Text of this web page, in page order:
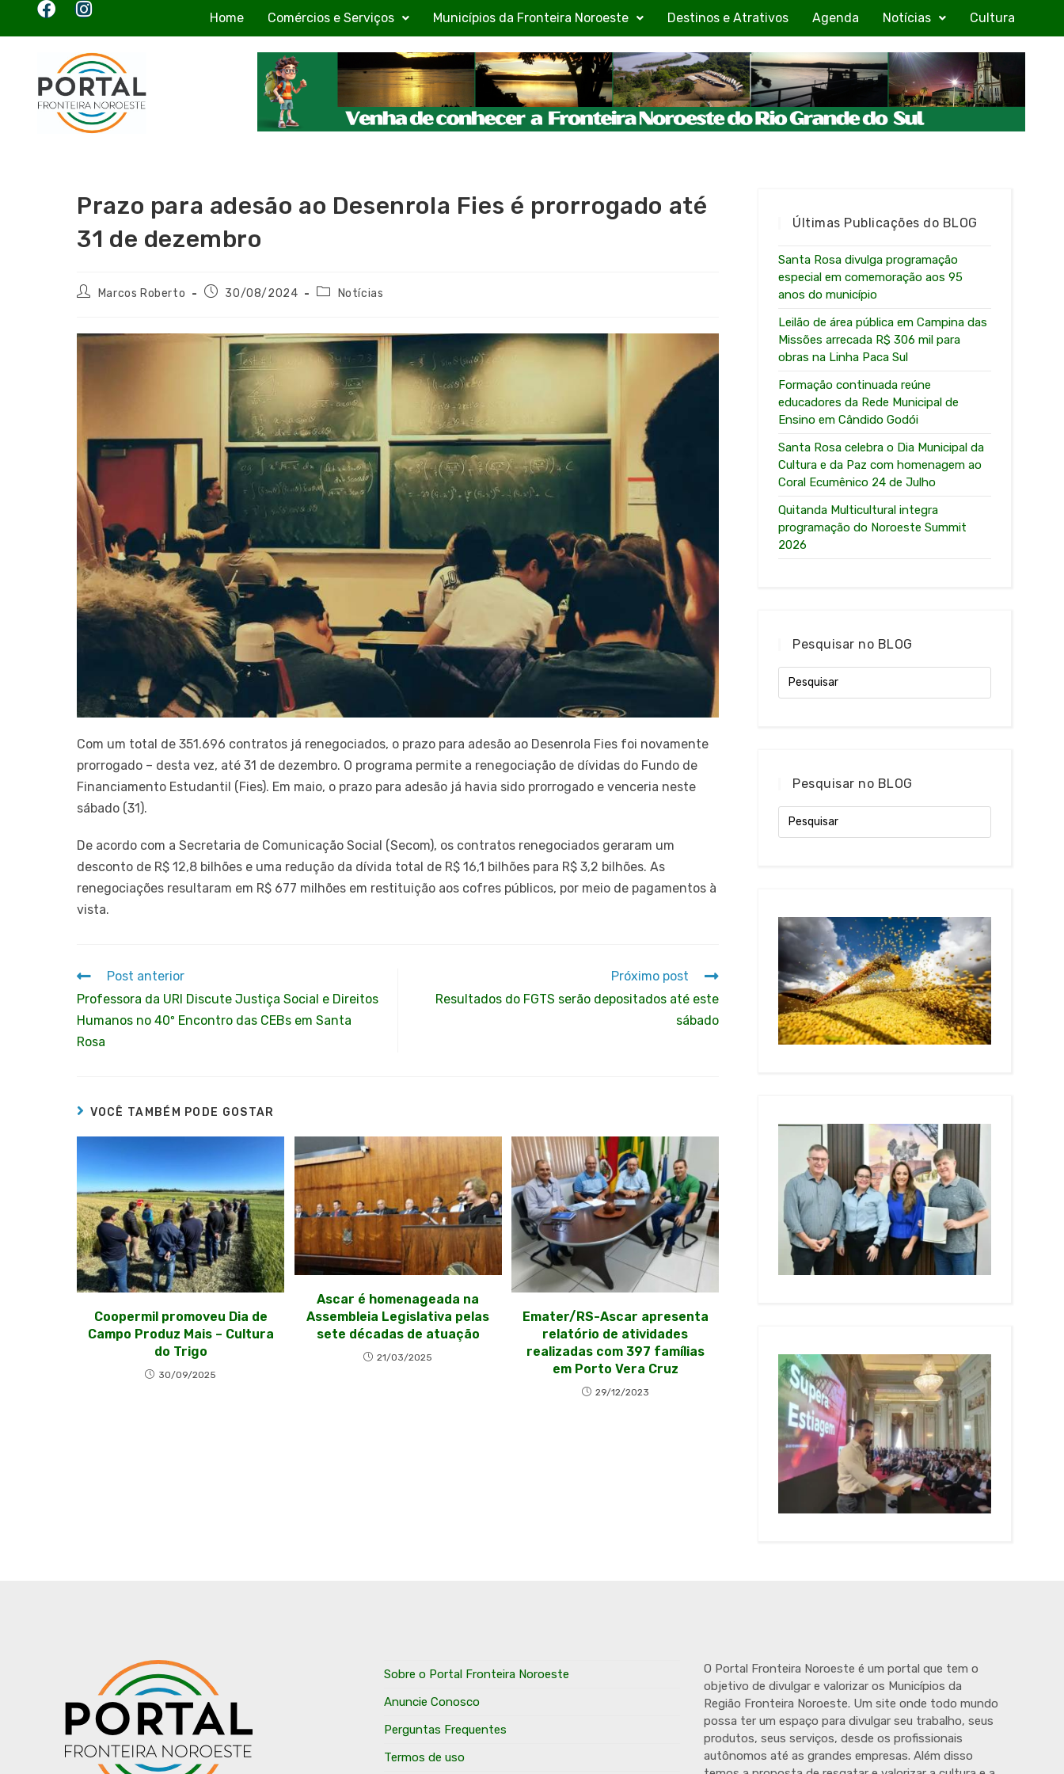
Home Comércios e Serviços Municípios da Fronteira Noroeste Destinos e Atrativos Agenda Notícias Cultura
Prazo para adesão ao Desenrola Fies é prorrogado até
31 de dezembro
Marcos Roberto 30/08/2024 Notícias
Com um total de 351.696 contratos já renegociados, o prazo para adesão ao Desenrola Fies foi novamente
prorrogado – desta vez, até 31 de dezembro. O programa permite a renegociação de dívidas do Fundo de
Financiamento Estudantil (Fies). Em maio, o prazo para adesão já havia sido prorrogado e venceria neste
sábado (31).
De acordo com a Secretaria de Comunicação Social (Secom), os contratos renegociados geraram um
desconto de R$ 12,8 bilhões e uma redução da dívida total de R$ 16,1 bilhões para R$ 3,2 bilhões. As
renegociações resultaram em R$ 677 milhões em restituição aos cofres públicos, por meio de pagamentos à
vista.
Post anterior
Professora da URI Discute Justiça Social e Direitos
Humanos no 40º Encontro das CEBs em Santa
Rosa
Próximo post
Resultados do FGTS serão depositados até este
sábado
VOCÊ TAMBÉM PODE GOSTAR
Coopermil promoveu Dia de
Campo Produz Mais – Cultura
do Trigo
30/09/2025
Ascar é homenageada na
Assembleia Legislativa pelas
sete décadas de atuação
21/03/2025
Emater/RS-Ascar apresenta
relatório de atividades
realizadas com 397 famílias
em Porto Vera Cruz
29/12/2023
Últimas Publicações do BLOG
Santa Rosa divulga programação
especial em comemoração aos 95
anos do município
Leilão de área pública em Campina das
Missões arrecada R$ 306 mil para
obras na Linha Paca Sul
Formação continuada reúne
educadores da Rede Municipal de
Ensino em Cândido Godói
Santa Rosa celebra o Dia Municipal da
Cultura e da Paz com homenagem ao
Coral Ecumênico 24 de Julho
Quitanda Multicultural integra
programação do Noroeste Summit
2026
Pesquisar no BLOG
Pesquisar no BLOG
Sobre o Portal Fronteira Noroeste
Anuncie Conosco
Perguntas Frequentes
Termos de uso
O Portal Fronteira Noroeste é um portal que tem o
objetivo de divulgar e valorizar os Municípios da
Região Fronteira Noroeste. Um site onde todo mundo
possa ter um espaço para divulgar seu trabalho, seus
produtos, seus serviços, desde os profissionais
autônomos até as grandes empresas. Além disso